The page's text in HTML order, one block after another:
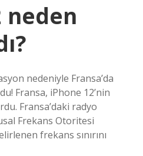
neden
nedeniyle Fransa’da
Fransa, iPhone 12’nin
Fransa’daki radyo
Frekans Otoritesi
frekans sınırını